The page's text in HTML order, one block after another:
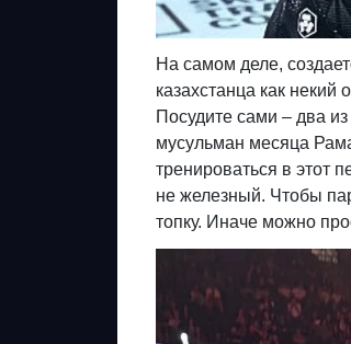
На самом деле,
казахстанца как
Посудите сами – два
мусульман месяца
тренироваться в этот
не железный. Чтобы
топку. Иначе можно